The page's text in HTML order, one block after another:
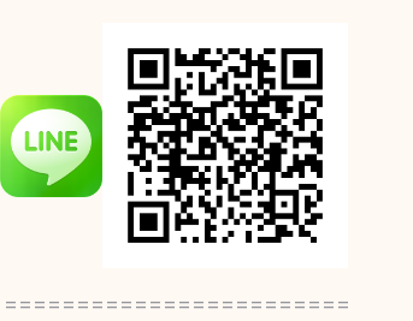
========================